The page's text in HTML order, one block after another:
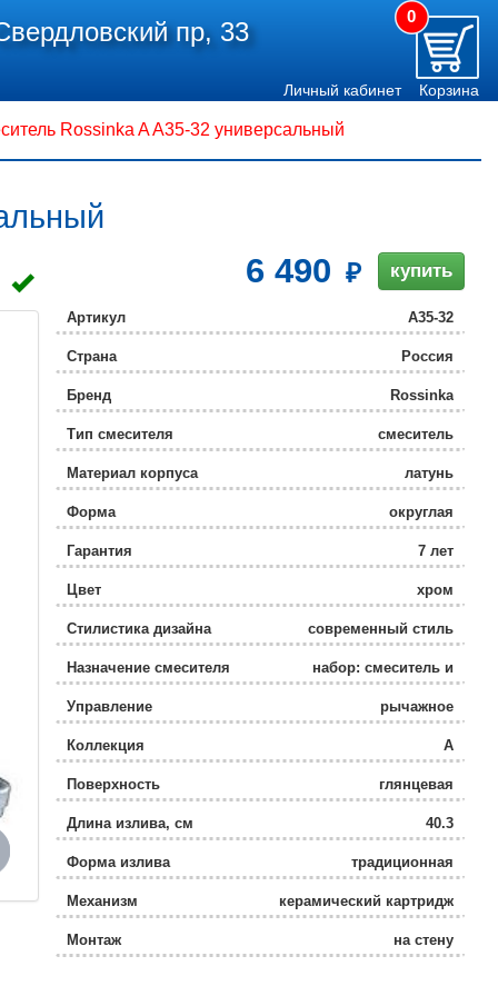
пр, 33
0
Личный кабинет Корзина
Rossinka A A35-32 универсальный
6 490 купить
Артикул A35-32
Страна Россия
Бренд Rossinka
Тип смесителя смеситель
Материал корпуса латунь
Форма округлая
Гарантия 7 лет
Цвет хром
Стилистика дизайна современный стиль
Назначение смесителя
набор: смеситель и
душевой
гарнитур / универсальный
Управление рычажное
Коллекция A
Поверхность глянцевая
Длина излива, см 40.3
Форма излива традиционная
Механизм керамический картридж
Монтаж на стену